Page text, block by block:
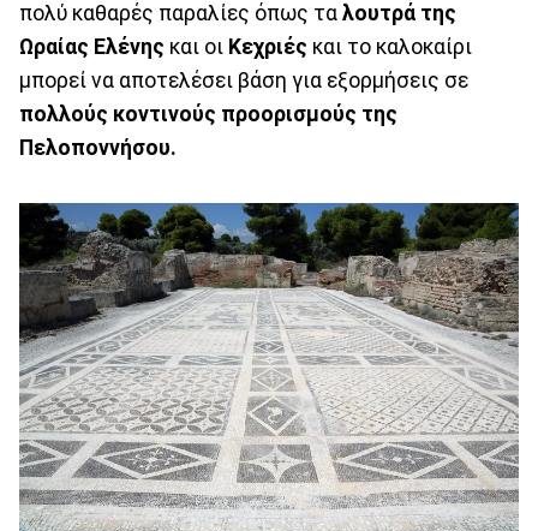
πολύ καθαρές παραλίες όπως τα λουτρά της
Ωραίας Ελένης και οι Κεχριές και το καλοκαίρι
μπορεί να αποτελέσει βάση για εξορμήσεις σε
πολλούς κοντινούς προορισμούς της
Πελοποννήσου.